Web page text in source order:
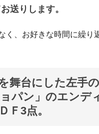
送りします。
く、お好きな時間に繰り
舞台にした左手
パン」のエンデ
Ｆ3点。